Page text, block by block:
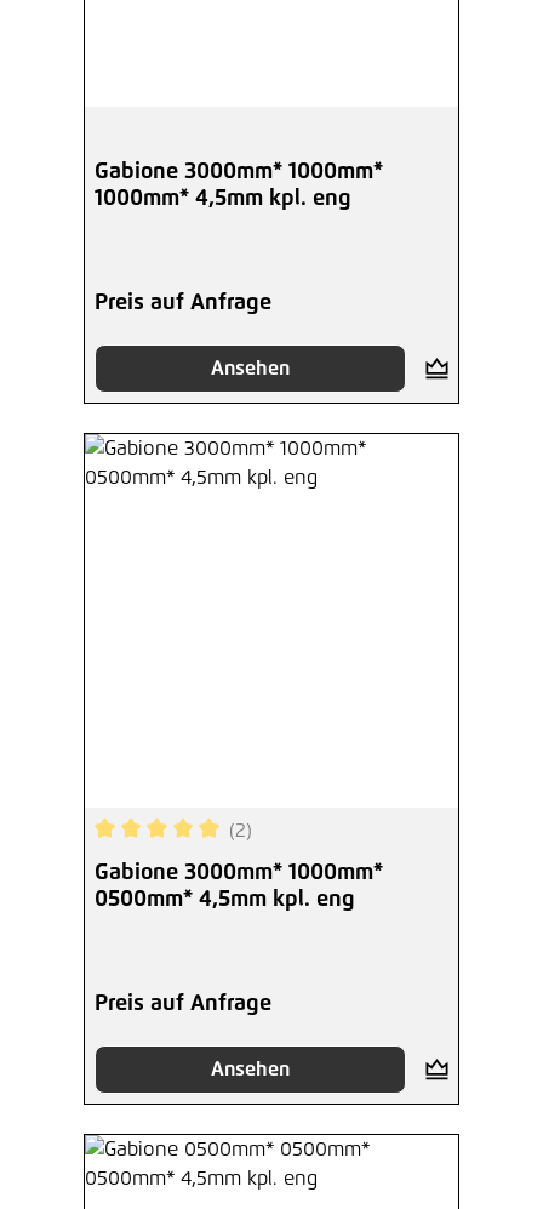
Gabione 3000mm* 1000mm*
1000mm* 4,5mm kpl. eng
Preis auf Anfrage
Ansehen
Durchschnittliche Bewertung von 5 von 5
(2)
Gabione 3000mm* 1000mm*
0500mm* 4,5mm kpl. eng
Preis auf Anfrage
Ansehen